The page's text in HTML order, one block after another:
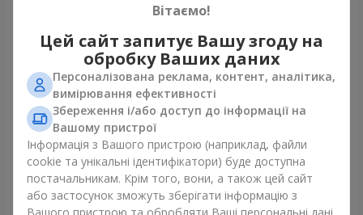
Букет "Kamaliya"
3 199 грн
Букет "Moon Dance"
2 513 грн
Вітаємо!
Цей сайт запитує Вашу згоду на
обробку Ваших даних
Персоналізована реклама, контент, аналітика,
вимірювання ефективності
Збереження і/або доступ до інформації на
Вашому пристрої
Інформація з Вашого пристрою (наприклад, файли
cookie та унікальні ідентифікатори) буде доступна
постачальникам. Крім того, вони, а також цей сайт
або застосунок зможуть зберігати інформацію з
Вашого пристрою та обробляти Ваші персональні дані.